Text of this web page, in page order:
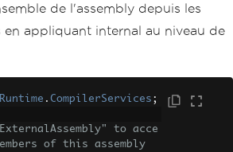
de l'assembly depuis les
en appliquant internal au niveau de
Runtime . CompilerServices ;
to acce
of this assembly